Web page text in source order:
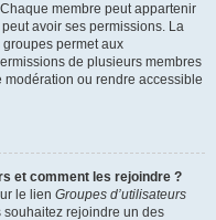
membre peut appartenir
avoir ses permissions. La
permet aux
de plusieurs membres
modération ou rendre accessible
et comment les rejoindre ?
le lien Groupes d’utilisateurs
souhaitez rejoindre un des